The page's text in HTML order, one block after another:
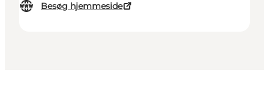
Besøg hjemmeside